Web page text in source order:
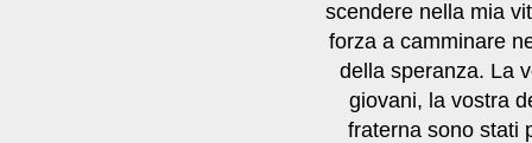
scendere nella mia
forza a camminare
della speranza. La
giovani, la vostra
fraterna sono stati